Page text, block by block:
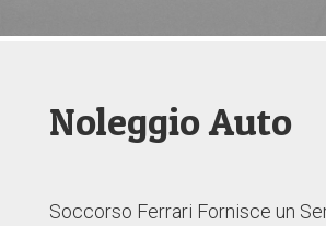
Noleggio Auto
Soccorso Ferrari Fornisce un